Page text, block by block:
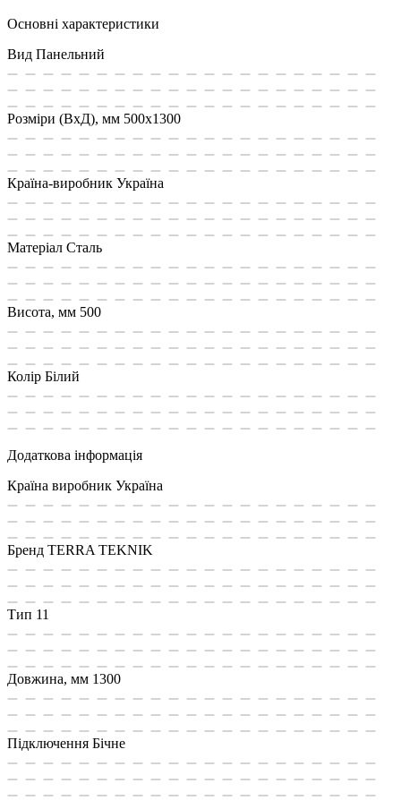
Основні характеристики
Вид Панельний
Розміри (ВxД), мм 500x1300
Країна-виробник Україна
Матеріал Сталь
Висота, мм 500
Колір Білий
Додаткова інформація
Країна виробник Україна
Бренд TERRA TEKNIK
Тип 11
Довжина, мм 1300
Підключення Бічне